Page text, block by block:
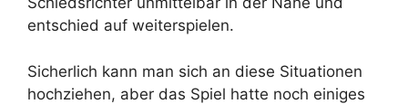
entschied auf weiterspielen.
Sicherlich kann man sich an diese Situationen
hochziehen, aber das Spiel hatte noch einiges